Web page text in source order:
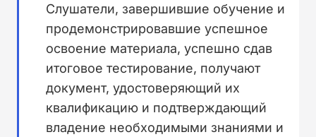
Слушатели, завершившие обучение и
продемонстрировавшие успешное
освоение материала, успешно сдав
итоговое тестирование, получают
документ, удостоверяющий их
квалификацию и подтверждающий
владение необходимыми знаниями и